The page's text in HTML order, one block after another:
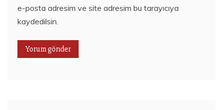
e-posta adresim ve site adresim bu tarayıcıya
kaydedilsin.